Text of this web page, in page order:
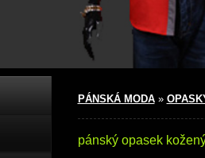
PÁNSKÁ MODA»
pánský opasek